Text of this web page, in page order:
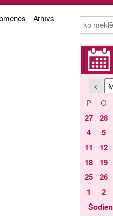
Arhīvs
<
P O
27 28
4
5
11
12
18
19
25
26
1
2
Šodien